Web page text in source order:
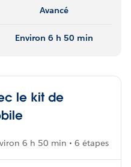
Avancé
Environ 6 h 50 min
le kit de
6 h 50 min • 6 étapes